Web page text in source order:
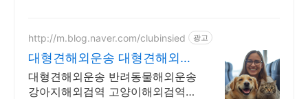
http://m.blog.naver.com/clubinsied 광고
대형견해외운송 대형견해외카
고
대형견해외운송 반려동물해외운송
강아지해외검역 고양이해외검역